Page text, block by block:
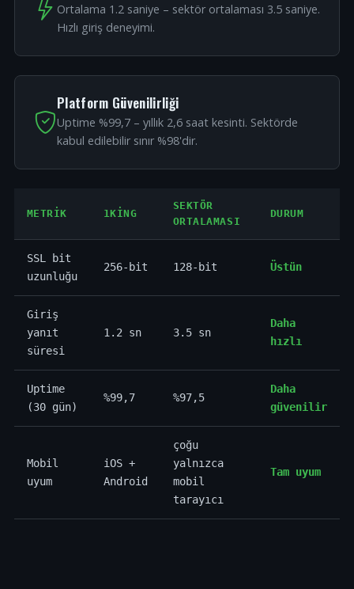
Ortalama 1.2 saniye – sektör ortalaması 3.5 saniye.
Hızlı giriş deneyimi.
Platform Güvenilirliği
Uptime %99,7 – yıllık 2,6 saat kesinti. Sektörde
kabul edilebilir sınır %98'dir.
METRIK 1KING
SEKTÖR
ORTALAMASI
DURUM
SSL bit
uzunluğu
256-bit 128-bit Üstün
Giriş
yanıt
süresi
1.2 sn 3.5 sn
Daha
hızlı
Uptime
(30 gün)
%99,7 %97,5
Daha
güvenilir
Mobil
uyum
iOS +
Android
çoğu
yalnızca
mobil
tarayıcı
Tam uyum